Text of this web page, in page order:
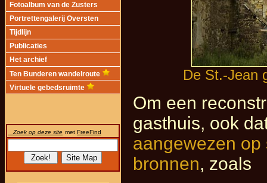
Fotoalbum van de Zusters
Portrettengalerij Oversten
Tijdlijn
Publicaties
Het archief
Ten Bunderen wandelroute
Virtuele gebedsruimte
Zoek op deze site met FreeFind
De St.-Jean
Om een
gasthuis, ook
aangewezen
bronnen, zoals